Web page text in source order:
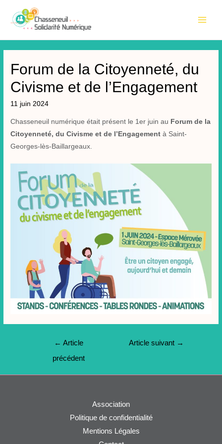
contenu
Forum de la Citoyenneté, du
Civisme et de l’Engagement
11 juin 2024
Chasseneuil numérique était présent le 1er juin au Forum de la
Citoyenneté, du Civisme et de l’Engagement à Saint-
Georges-lès-Baillargeaux.
← Article
précédent
Article suivant →
Association
Politique de confidentialité
Mentions Légales